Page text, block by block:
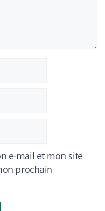
e-mail et mon site
prochain